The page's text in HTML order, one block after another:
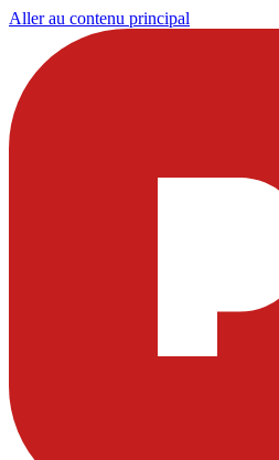
Aller au contenu principal